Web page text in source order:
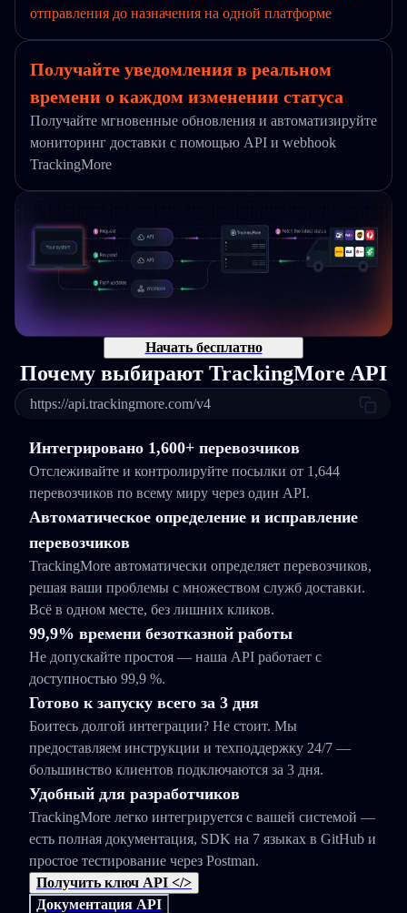
отправления до назначения на одной платформе
Получайте уведомления в реальном
времени о каждом изменении статуса
Получайте мгновенные обновления и автоматизируйте
мониторинг доставки с помощью API и webhook
TrackingMore
Начать бесплатно
Почему выбирают TrackingMore API
https://api.trackingmore.com/v4
Интегрировано 1,600+ перевозчиков
Отслеживайте и контролируйте посылки от 1,644
перевозчиков по всему миру через один API.
Автоматическое определение и исправление
перевозчиков
TrackingMore автоматически определяет перевозчиков,
решая ваши проблемы с множеством служб доставки.
Всё в одном месте, без лишних кликов.
99,9% времени безотказной работы
Не допускайте простоя — наша API работает с
доступностью 99,9 %.
Готово к запуску всего за 3 дня
Боитесь долгой интеграции? Не стоит. Мы
предоставляем инструкции и техподдержку 24/7 —
большинство клиентов подключаются за 3 дня.
Удобный для разработчиков
TrackingMore легко интегрируется с вашей системой —
есть полная документация, SDK на 7 языках в GitHub и
простое тестирование через Postman.
Получить ключ API </>
Документация API